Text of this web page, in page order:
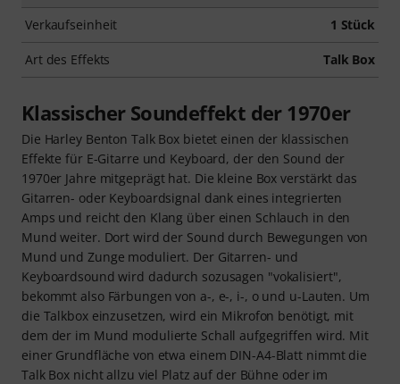
Verkaufseinheit 1 Stück
Art des Effekts Talk Box
Klassischer Soundeffekt der 1970er
Die Harley Benton Talk Box bietet einen der klassischen
Effekte für E-Gitarre und Keyboard, der den Sound der
1970er Jahre mitgeprägt hat. Die kleine Box verstärkt das
Gitarren- oder Keyboardsignal dank eines integrierten
Amps und reicht den Klang über einen Schlauch in den
Mund weiter. Dort wird der Sound durch Bewegungen von
Mund und Zunge moduliert. Der Gitarren- und
Keyboardsound wird dadurch sozusagen "vokalisiert",
bekommt also Färbungen von a-, e-, i-, o und u-Lauten. Um
die Talkbox einzusetzen, wird ein Mikrofon benötigt, mit
dem der im Mund modulierte Schall aufgegriffen wird. Mit
einer Grundfläche von etwa einem DIN-A4-Blatt nimmt die
Talk Box nicht allzu viel Platz auf der Bühne oder im